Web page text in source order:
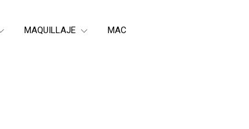
MAQUILLAJE MAC